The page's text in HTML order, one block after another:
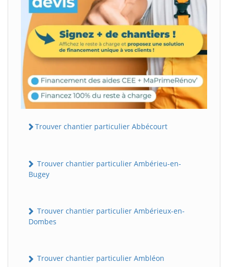
Trouver chantier particulier Abbécourt
Trouver chantier particulier Ambérieu-en-
Bugey
Trouver chantier particulier Ambérieux-en-
Dombes
Trouver chantier particulier Ambléon